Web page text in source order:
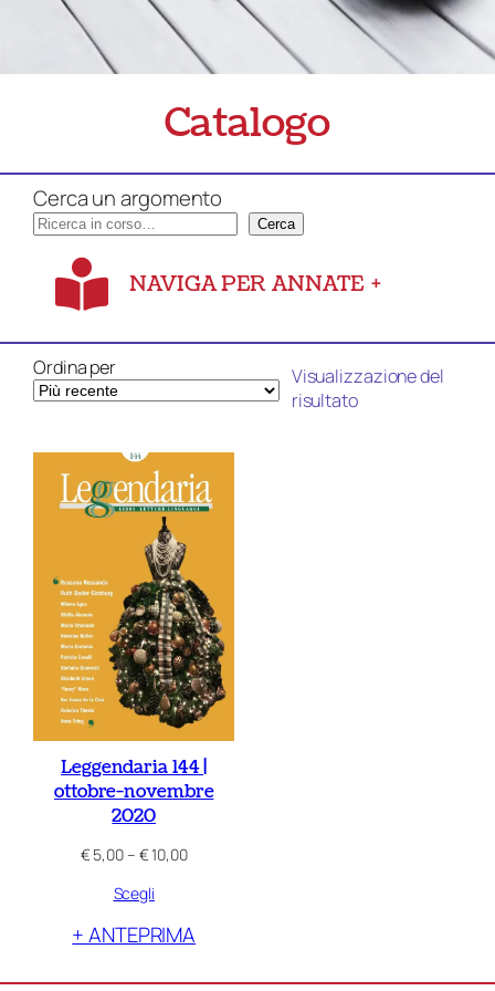
Catalogo
Cerca un argomento
Cerca
NAVIGA PER ANNATE +
Ordina per
Visualizzazione del
risultato
Leggendaria 144 |
ottobre-novembre
2020
€5,00– €10,00Fascia
€ 5,00
€ 10,00
Scegli
+ ANTEPRIMA